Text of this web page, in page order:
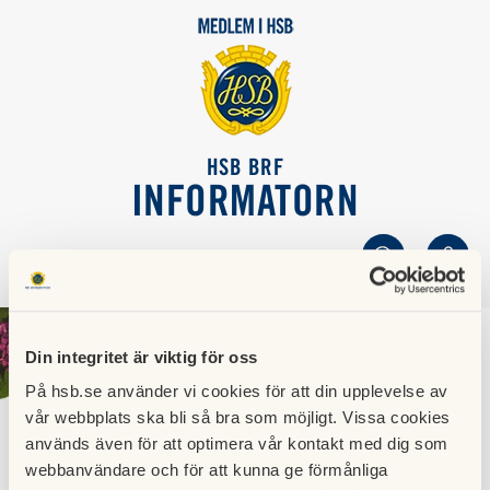
Din integritet är viktig för oss
På hsb.se använder vi cookies för att din upplevelse av
vår webbplats ska bli så bra som möjligt. Vissa cookies
används även för att optimera vår kontakt med dig som
webbanvändare och för att kunna ge förmånliga
HSB BRF
INFORMATORN
SÖK LOGGA IN